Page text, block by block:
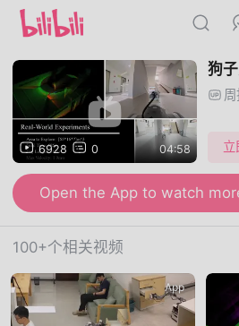
6928 0 04:58
狗
立
Open the App to watch
100+个相关视频
App